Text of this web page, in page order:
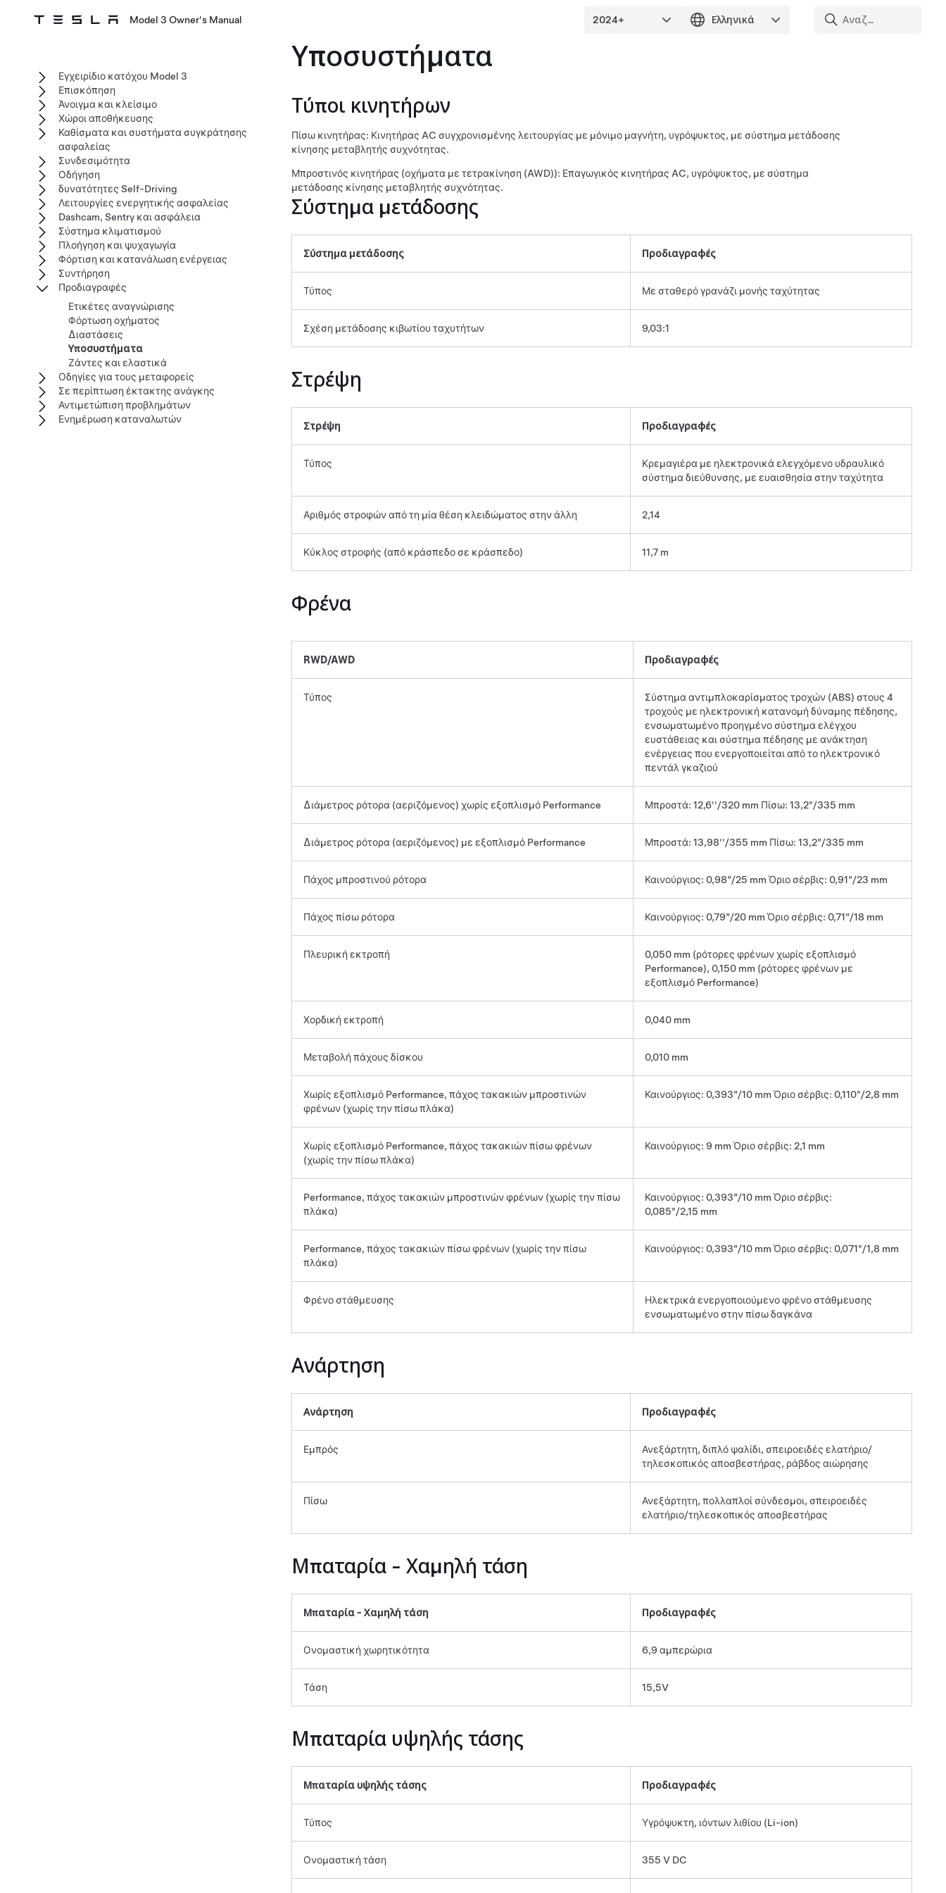
Model 3 Owner's Manual
Υποσυστήματα
Τύποι κινητήρων
Πίσω κινητήρας: Κινητήρας AC συγχρονισμένης λειτουργίας με μόνιμο μαγνήτη, υγρόψυκτος, με σύστημα μετάδοσης
κίνησης μεταβλητής συχνότητας.
Μπροστινός κινητήρας (οχήματα με τετρακίνηση (AWD)): Επαγωγικός κινητήρας AC, υγρόψυκτος, με σύστημα
μετάδοσης κίνησης μεταβλητής συχνότητας.
Σύστημα μετάδοσης
Σύστημα μετάδοσης Προδιαγραφές
Τύπος Με σταθερό γρανάζι μονής ταχύτητας
Σχέση μετάδοσης κιβωτίου ταχυτήτων 9,03:1
Στρέψη
Στρέψη Προδιαγραφές
Τύπος
Κρεμαγιέρα με ηλεκτρονικά ελεγχόμενο υδραυλικό
σύστημα διεύθυνσης, με ευαισθησία στην ταχύτητα
Αριθμός στροφών από τη μία θέση κλειδώματος στην άλλη 2,14
Κύκλος στροφής (από κράσπεδο σε κράσπεδο) 11,7 m
Φρένα
RWD/AWD Προδιαγραφές
Τύπος
Σύστημα αντιμπλοκαρίσματος τροχών (ABS) στους 4
τροχούς με ηλεκτρονική κατανομή δύναμης πέδησης,
ενσωματωμένο προηγμένο σύστημα ελέγχου
ευστάθειας και σύστημα πέδησης με ανάκτηση
ενέργειας που ενεργοποιείται από το ηλεκτρονικό
πεντάλ γκαζιού
Διάμετρος ρότορα (αεριζόμενος) χωρίς εξοπλισμό Performance Μπροστά: 12,6''/320 mm Πίσω: 13,2"/335 mm
Διάμετρος ρότορα (αεριζόμενος) με εξοπλισμό Performance Μπροστά: 13,98''/355 mm Πίσω: 13,2”/335 mm
Πάχος μπροστινού ρότορα Καινούργιος: 0,98”/25 mm Όριο σέρβις: 0,91”/23 mm
Πάχος πίσω ρότορα Καινούργιος: 0,79”/20 mm Όριο σέρβις: 0,71”/18 mm
Πλευρική εκτροπή
0,050 mm (ρότορες φρένων χωρίς εξοπλισμό
Performance), 0,150 mm (ρότορες φρένων με
εξοπλισμό Performance)
Χορδική εκτροπή 0,040 mm
Μεταβολή πάχους δίσκου 0,010 mm
Χωρίς εξοπλισμό Performance, πάχος τακακιών μπροστινών
φρένων (χωρίς την πίσω πλάκα)
Καινούργιος: 0,393”/10 mm Όριο σέρβις: 0,110"/2,8 mm
Χωρίς εξοπλισμό Performance, πάχος τακακιών πίσω φρένων
(χωρίς την πίσω πλάκα)
Καινούργιος: 9 mm Όριο σέρβις: 2,1 mm
Performance, πάχος τακακιών μπροστινών φρένων (χωρίς την πίσω
πλάκα)
Καινούργιος: 0,393”/10 mm Όριο σέρβις:
0,085"/2,15 mm
Performance, πάχος τακακιών πίσω φρένων (χωρίς την πίσω
πλάκα)
Καινούργιος: 0,393”/10 mm Όριο σέρβις: 0,071"/1,8 mm
Φρένο στάθμευσης
Ηλεκτρικά ενεργοποιούμενο φρένο στάθμευσης
ενσωματωμένο στην πίσω δαγκάνα
Ανάρτηση
Ανάρτηση Προδιαγραφές
Εμπρός
Ανεξάρτητη, διπλό ψαλίδι, σπειροειδές ελατήριο/
τηλεσκοπικός αποσβεστήρας, ράβδος αιώρησης
Πίσω
Ανεξάρτητη, πολλαπλοί σύνδεσμοι, σπειροειδές
ελατήριο/τηλεσκοπικός αποσβεστήρας
Μπαταρία - Χαμηλή τάση
Μπαταρία - Χαμηλή τάση Προδιαγραφές
Ονομαστική χωρητικότητα 6,9 αμπερώρια
Τάση 15,5V
Μπαταρία υψηλής τάσης
Μπαταρία υψηλής τάσης Προδιαγραφές
Τύπος Υγρόψυκτη, ιόντων λιθίου (Li-ion)
Ονομαστική τάση 355 V DC
Εγχειρίδιο κατόχου Model 3
Επισκόπηση
Άνοιγμα και κλείσιμο
Χώροι αποθήκευσης
Καθίσματα και συστήματα συγκράτησης
ασφαλείας
Συνδεσιμότητα
Οδήγηση
δυνατότητες Self-Driving
Λειτουργίες ενεργητικής ασφαλείας
Dashcam, Sentry και ασφάλεια
Σύστημα κλιματισμού
Πλοήγηση και ψυχαγωγία
Φόρτιση και κατανάλωση ενέργειας
Συντήρηση
Προδιαγραφές
Ετικέτες αναγνώρισης
Φόρτωση οχήματος
Διαστάσεις
Υποσυστήματα
Ζάντες και ελαστικά
Οδηγίες για τους μεταφορείς
Σε περίπτωση έκτακτης ανάγκης
Αντιμετώπιση προβλημάτων
Ενημέρωση καταναλωτών